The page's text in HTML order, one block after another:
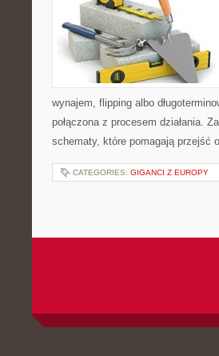
wynajem, flipping albo
połączona z procesem działania.
schematy, które pomagają przejść
CATEGORIES: GIGANCI Z EUROPY